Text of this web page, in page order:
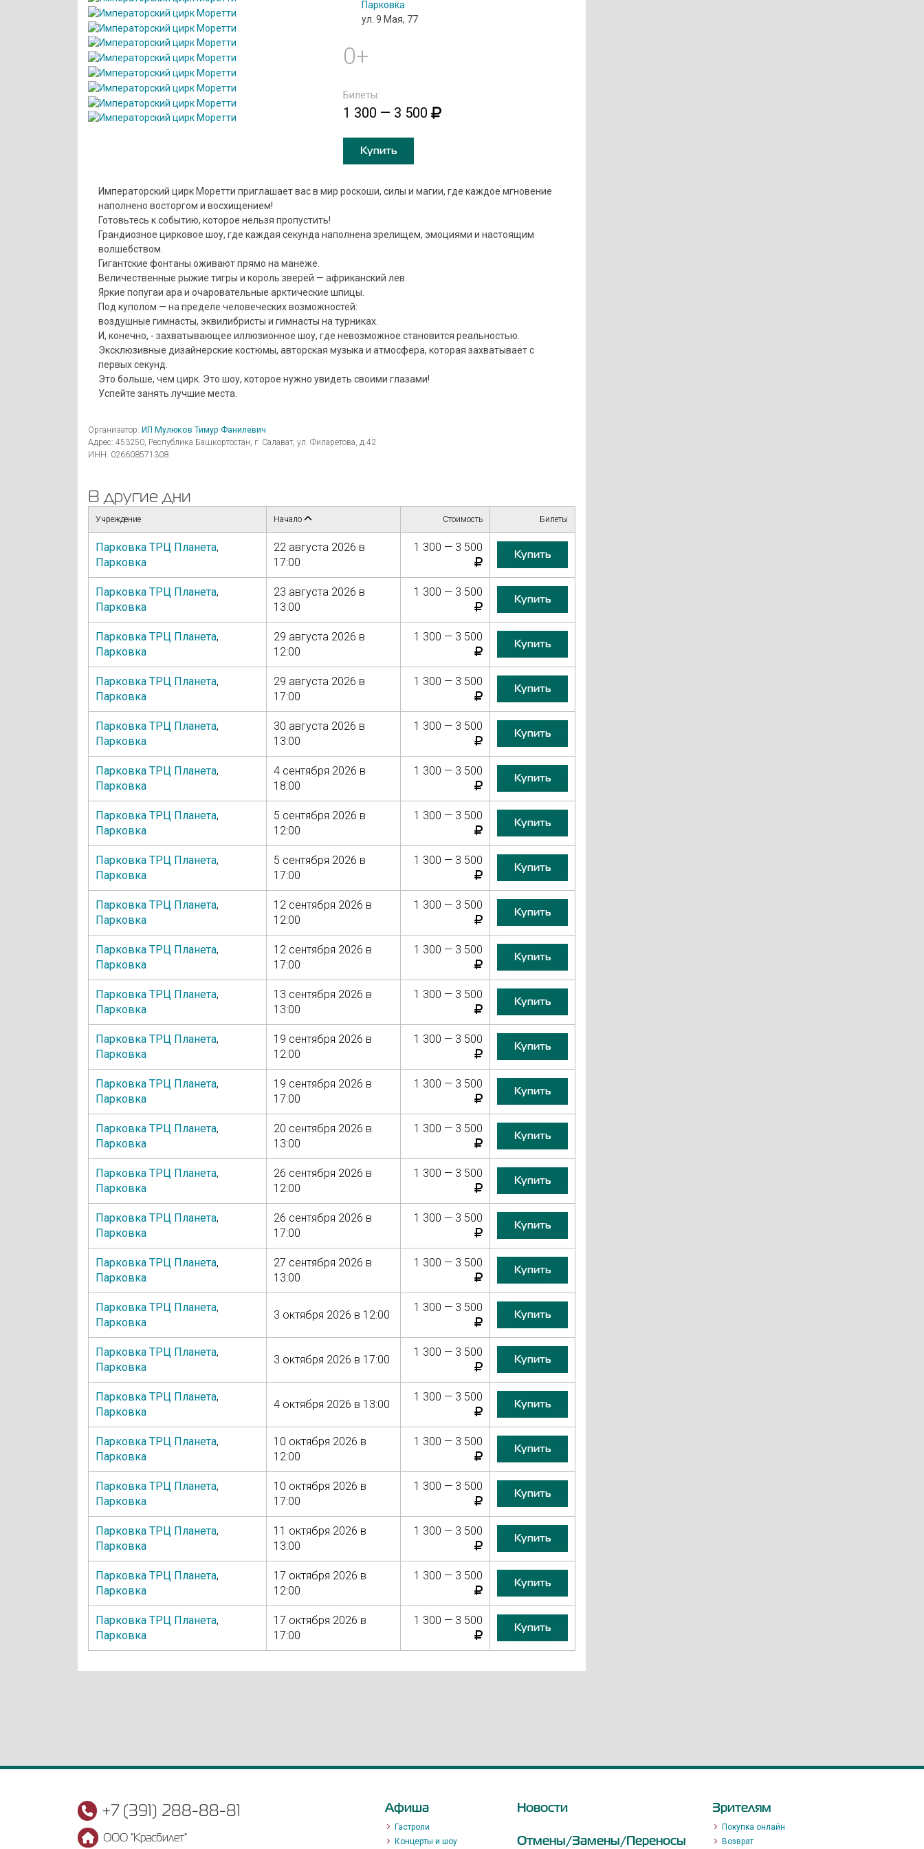
Парковка
ул. 9 Мая, 77
0+
Билеты:
1 300 — 3 500
Купить
Императорский цирк Моретти приглашает вас в мир роскоши, силы и магии, где каждое мгновение
наполнено восторгом и восхищением!
Готовьтесь к событию, которое нельзя пропустить!
Грандиозное цирковое шоу, где каждая секунда наполнена зрелищем, эмоциями и настоящим
волшебством.
Гигантские фонтаны оживают прямо на манеже.
Величественные рыжие тигры и король зверей — африканский лев.
Яркие попугаи ара и очаровательные арктические шпицы.
Под куполом — на пределе человеческих возможностей:
воздушные гимнасты, эквилибристы и гимнасты на турниках.
И, конечно, - захватывающее иллюзионное шоу, где невозможное становится реальностью.
Эксклюзивные дизайнерские костюмы, авторская музыка и атмосфера, которая захватывает с
первых секунд.
Это больше, чем цирк. Это шоу, которое нужно увидеть своими глазами!
Успейте занять лучшие места.
Организатор: ИП Мулюков Тимур Фанилевич
Адрес: 453250, Республика Башкортостан, г. Салават, ул. Филаретова, д.42
ИНН: 026608571308
В другие дни
Учреждение Начало Стоимость Билеты
Парковка ТРЦ Планета,
Парковка
22 августа 2026 в
17:00
1 300 — 3 500
Купить
Парковка ТРЦ Планета,
Парковка
23 августа 2026 в
13:00
1 300 — 3 500
Купить
Парковка ТРЦ Планета,
Парковка
29 августа 2026 в
12:00
1 300 — 3 500
Купить
Парковка ТРЦ Планета,
Парковка
29 августа 2026 в
17:00
1 300 — 3 500
Купить
Парковка ТРЦ Планета,
Парковка
30 августа 2026 в
13:00
1 300 — 3 500
Купить
Парковка ТРЦ Планета,
Парковка
4 сентября 2026 в
18:00
1 300 — 3 500
Купить
Парковка ТРЦ Планета,
Парковка
5 сентября 2026 в
12:00
1 300 — 3 500
Купить
Парковка ТРЦ Планета,
Парковка
5 сентября 2026 в
17:00
1 300 — 3 500
Купить
Парковка ТРЦ Планета,
Парковка
12 сентября 2026 в
12:00
1 300 — 3 500
Купить
Парковка ТРЦ Планета,
Парковка
12 сентября 2026 в
17:00
1 300 — 3 500
Купить
Парковка ТРЦ Планета,
Парковка
13 сентября 2026 в
13:00
1 300 — 3 500
Купить
Парковка ТРЦ Планета,
Парковка
19 сентября 2026 в
12:00
1 300 — 3 500
Купить
Парковка ТРЦ Планета,
Парковка
19 сентября 2026 в
17:00
1 300 — 3 500
Купить
Парковка ТРЦ Планета,
Парковка
20 сентября 2026 в
13:00
1 300 — 3 500
Купить
Парковка ТРЦ Планета,
Парковка
26 сентября 2026 в
12:00
1 300 — 3 500
Купить
Парковка ТРЦ Планета,
Парковка
26 сентября 2026 в
17:00
1 300 — 3 500
Купить
Парковка ТРЦ Планета,
Парковка
27 сентября 2026 в
13:00
1 300 — 3 500
Купить
Парковка ТРЦ Планета,
Парковка
3 октября 2026 в 12:00
1 300 — 3 500
Купить
Парковка ТРЦ Планета,
Парковка
3 октября 2026 в 17:00
1 300 — 3 500
Купить
Парковка ТРЦ Планета,
Парковка
4 октября 2026 в 13:00
1 300 — 3 500
Купить
Парковка ТРЦ Планета,
Парковка
10 октября 2026 в
12:00
1 300 — 3 500
Купить
Парковка ТРЦ Планета,
Парковка
10 октября 2026 в
17:00
1 300 — 3 500
Купить
Парковка ТРЦ Планета,
Парковка
11 октября 2026 в
13:00
1 300 — 3 500
Купить
Парковка ТРЦ Планета,
Парковка
17 октября 2026 в
12:00
1 300 — 3 500
Купить
Парковка ТРЦ Планета,
Парковка
17 октября 2026 в
17:00
1 300 — 3 500
Купить
+7 (391) 288-88-81
ООО "Красбилет"
Афиша
Гастроли
Концерты и шоу
Новости
Отмены/Замены/Переносы
Зрителям
Покупка онлайн
Возврат